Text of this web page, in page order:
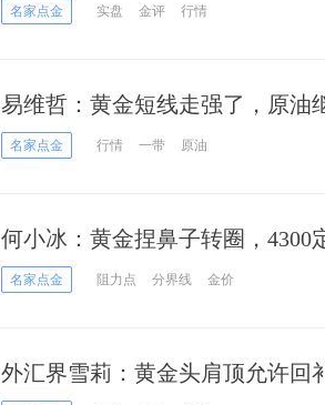
名家点金 实盘 金评 行情
易维哲：黄金短线走强了，原油
名家点金 行情 一带 原油
何小冰：黄金捏鼻子转圈，4300
名家点金 阻力点 分界线 金价
外汇界雪莉：黄金头肩顶允许回